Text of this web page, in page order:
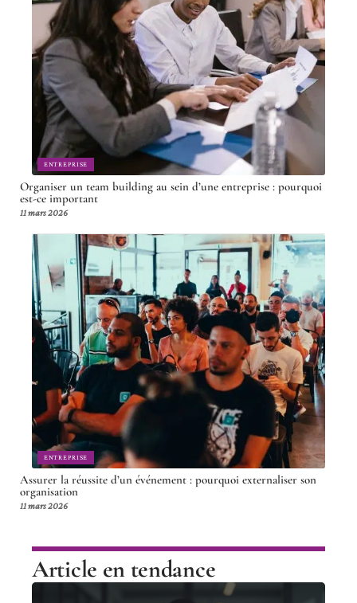
ENTREPRISE
Organiser un team building au sein d’une entreprise : pourquoi
est-ce important
11 mars 2026
ENTREPRISE
Assurer la réussite d’un événement : pourquoi externaliser son
organisation
11 mars 2026
Article en tendance